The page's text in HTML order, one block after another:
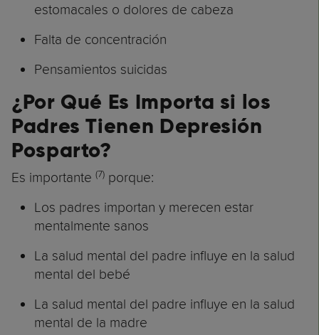
estomacales o dolores de cabeza
Falta de concentración
Pensamientos suicidas
¿Por Qué Es Importa si los
Padres Tienen Depresión
Posparto?
Es importante (7) porque:
Los padres importan y merecen estar
mentalmente sanos
La salud mental del padre influye en la salud
mental del bebé
La salud mental del padre influye en la salud
mental de la madre